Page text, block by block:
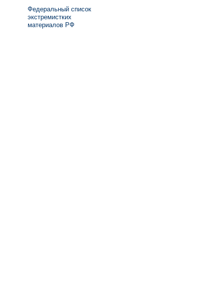
Федеральный список
экстремистких
материалов РФ